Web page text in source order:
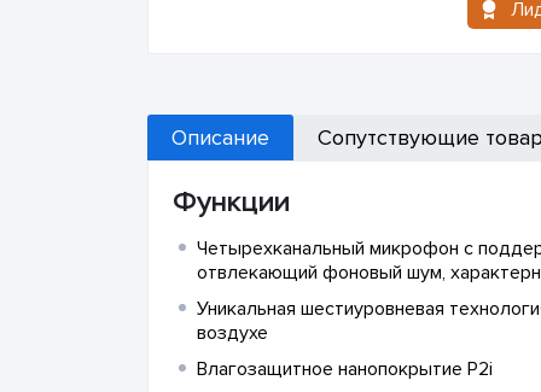
Описание Сопутствующие
Функции
Четырехканальный микрофон с
отвлекающий фоновый шум,
Уникальная шестиуровневая
воздухе
Влагозащитное нанопокрытие P2i